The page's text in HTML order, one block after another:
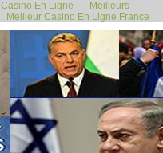
Casino En Ligne
Meilleurs
Meilleur Casino En Ligne France